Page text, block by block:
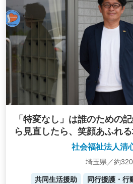
「特変なし」は誰のための
ら見直したら、笑顔あふれ
社会福祉法人清
埼玉県／約
共同生活援助 同行援護・行